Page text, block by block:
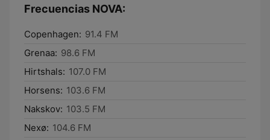
Frecuencias NOVA:
Copenhagen: 91.4 FM
Grenaa: 98.6 FM
Hirtshals: 107.0 FM
Horsens: 103.6 FM
Nakskov: 103.5 FM
Nexø: 104.6 FM